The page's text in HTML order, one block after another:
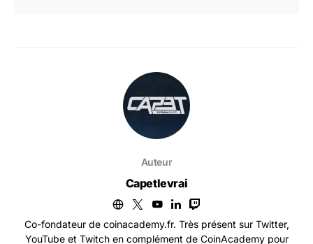
Auteur
Capetlevrai
Co-fondateur de coinacademy.fr. Très présent sur Twitter,
YouTube et Twitch en complément de CoinAcademy pour